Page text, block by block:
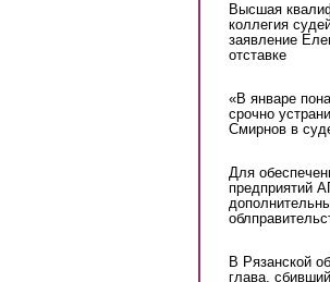
Высшая
коллегия
заявление
отставке
«В январе
срочно
Смирнов в
Для
предприятий
В Рязанской
глава,